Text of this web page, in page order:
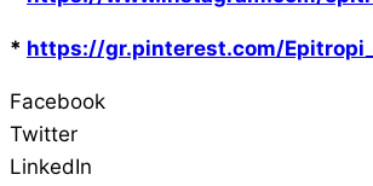
* https://gr.pinterest.com/
Facebook
Twitter
LinkedIn